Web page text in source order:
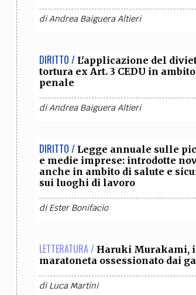
diAndrea Baiguera Altieri
DIRITTO / L'applicazione del
tortura ex Art. 3 CEDU in ambito
penale
diAndrea Baiguera Altieri
DIRITTO / Legge annuale sulle
e medie imprese: introdotte
anche in ambito di salute e
sui luoghi di lavoro
diEster Bonifacio
LETTERATURA / Haruki Murakami,
maratoneta ossessionato dai
diLuca Martini